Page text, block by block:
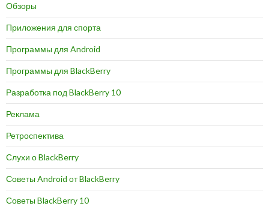
Обзоры
Приложения для спорта
Программы для Android
Программы для BlackBerry
Разработка под BlackBerry 10
Реклама
Ретроспектива
Слухи о BlackBerry
Советы Android от BlackBerry
Советы BlackBerry 10